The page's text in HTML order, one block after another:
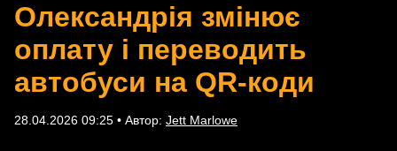
Олександрія змінює
оплату і переводить
автобуси на QR-коди
28.04.2026 09:25 • Автор: Jett Marlowe